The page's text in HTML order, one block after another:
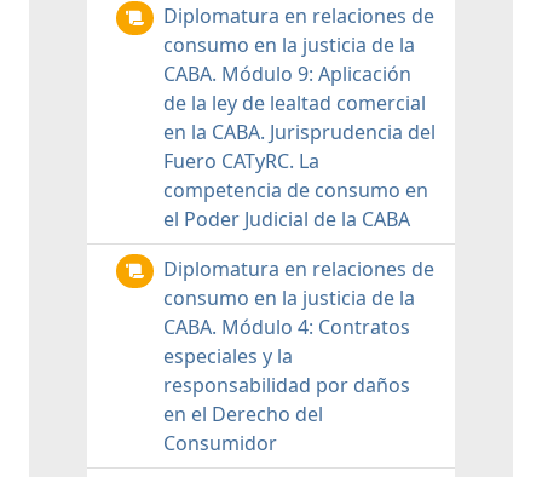
Diplomatura en relaciones de
consumo en la justicia de la
CABA. Módulo 9: Aplicación
de la ley de lealtad comercial
en la CABA. Jurisprudencia del
Fuero CATyRC. La
competencia de consumo en
el Poder Judicial de la CABA
Diplomatura en relaciones de
consumo en la justicia de la
CABA. Módulo 4: Contratos
especiales y la
responsabilidad por daños
en el Derecho del
Consumidor